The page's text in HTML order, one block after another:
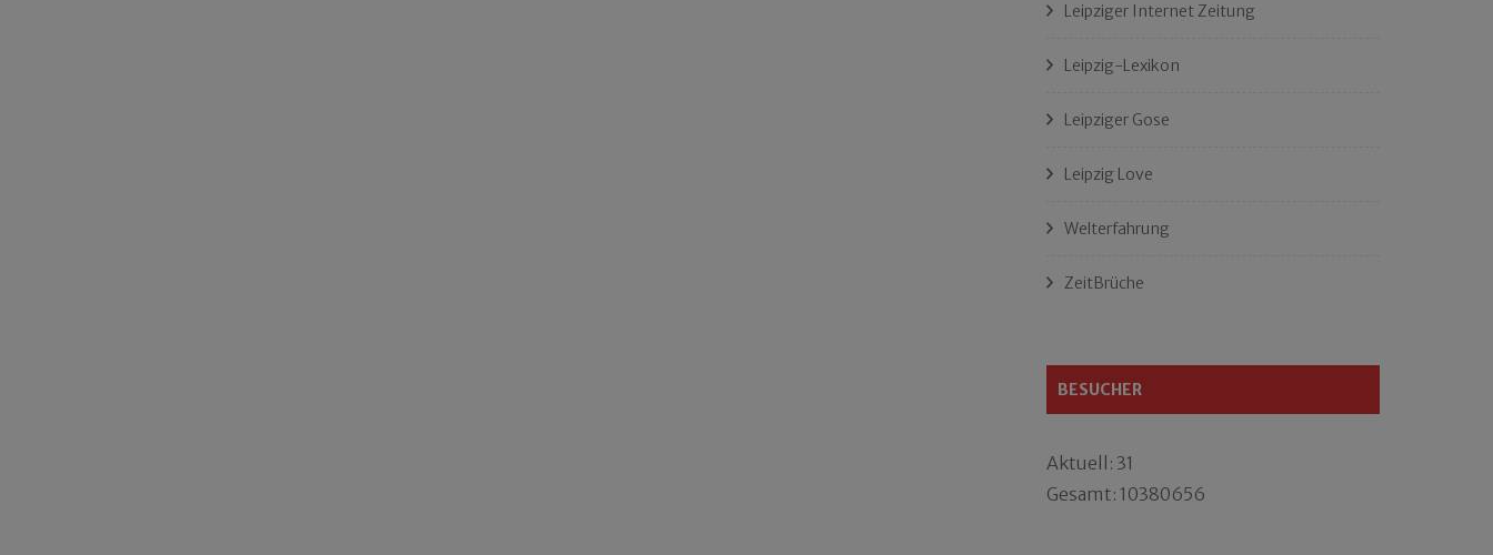
Leipziger Internet Zeitung
Leipzig-Lexikon
Leipziger Gose
Leipzig Love
Welterfahrung
ZeitBrüche
BESUCHER
Aktuell: 31
Gesamt: 10380656